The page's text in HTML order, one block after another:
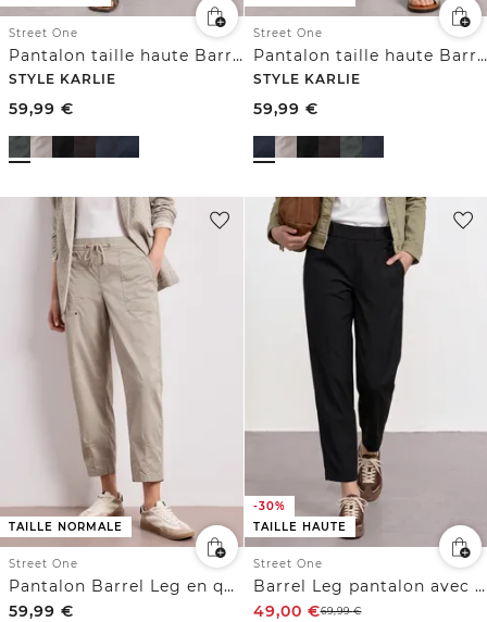
Street One
Pantalon taille haute Barrel Leg, coupe décontractée
STYLE KARLIE
59,99 €
Street One
Pantalon taille haute Barrel Leg, coupe décontractée
STYLE KARLIE
59,99 €
TAILLE NORMALE
Street One
Pantalon Barrel Leg en qualité Papertouch
59,99 €
-30%
TAILLE HAUTE
Street One
Barrel Leg pantalon avec détail de boucle
49,00 €69,99€